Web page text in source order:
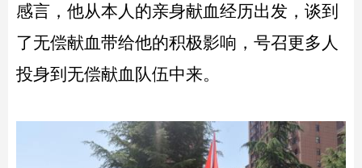
感言，他从本人的亲身献血经历出发，谈到
了无偿献血带给他的积极影响，号召更多人
投身到无偿献血队伍中来。